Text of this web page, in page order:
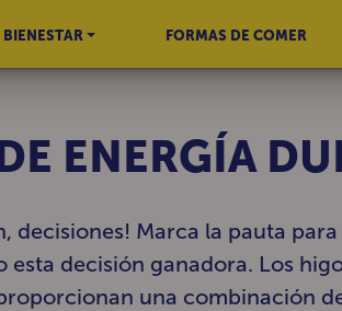
BIENESTAR FORMAS DE COMER
ENERGÍA
decisiones! Marca la pauta
esta decisión ganadora. Los
una combinación